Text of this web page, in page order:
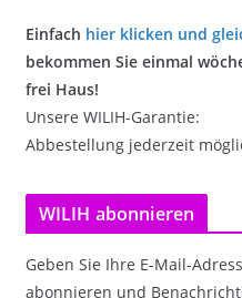
Einfach hier klicken und
bekommen Sie einmal
frei Haus!
Unsere WILIH-Garantie:
Abbestellung jederzeit
WILIH abonnieren
Geben Sie Ihre E-Mail-
abonnieren und